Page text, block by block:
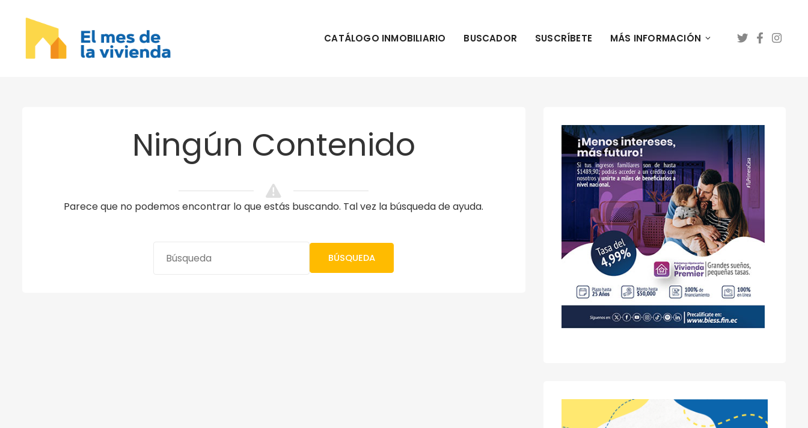
CATÁLOGO INMOBILIARIO BUSCADOR SUSCRÍBETE MÁS INFORMACIÓN
Ningún Contenido
Parece que no podemos encontrar lo que estás buscando. Tal vez la búsqueda de ayuda.
BÚSQUEDA